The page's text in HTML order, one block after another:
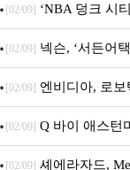
춘 초저전력 블루투
[02/09] ‘NBA 덩크 시
[02/09] 넥슨, ‘서든어
이트
[02/09] 엔비디아, 로
‘알파마요 2 슈퍼’
[02/09] Q 바이 애스턴
지 담은 ‘헤리티지
[02/09] 셰에라자드,